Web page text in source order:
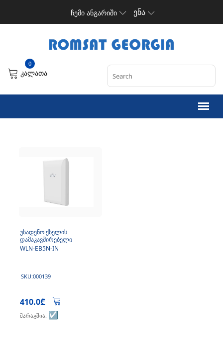
ჩემი ანგარიში ენა
0
კალათა
უსადენო ქსელის
დამაკავშირებელი
WLN-EB5N-IN
SKU:000139
410.0₾
მარაგშია: ☑️